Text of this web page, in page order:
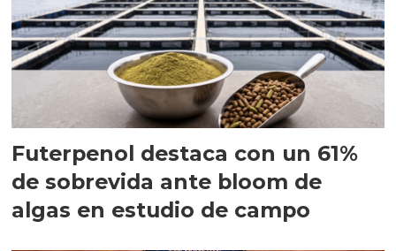
Futerpenol destaca con un 61%
de sobrevida ante bloom de
algas en estudio de campo